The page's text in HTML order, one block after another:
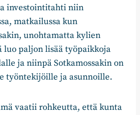
investointitahti niin
matkailussa kun
unohtamatta kylien
luo paljon lisää työpaikkoja
ja niinpä Sotkamossakin on
työntekijöille ja asunnoille.
vaatii rohkeutta, että kunta